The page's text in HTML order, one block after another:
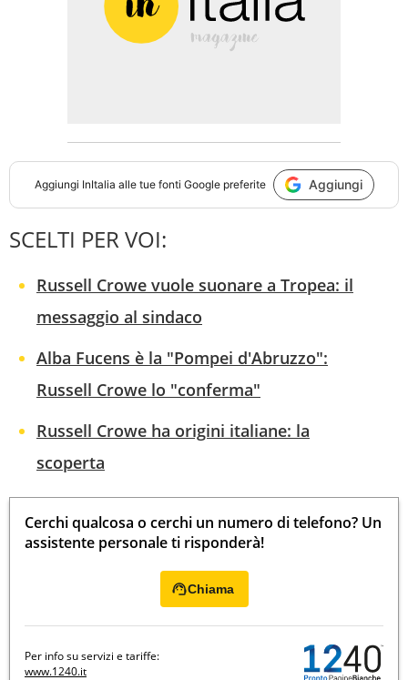
Aggiungi InItalia alle tue fonti Google preferite Aggiungi
SCELTI PER VOI:
Russell Crowe vuole suonare a Tropea: il
messaggio al sindaco
Alba Fucens è la "Pompei d'Abruzzo":
Russell Crowe lo "conferma"
Russell Crowe ha origini italiane: la
scoperta
Cerchi qualcosa o cerchi un numero di telefono? Un
assistente personale ti risponderà!
Chiama
Per info su servizi e tariffe:
www.1240.it